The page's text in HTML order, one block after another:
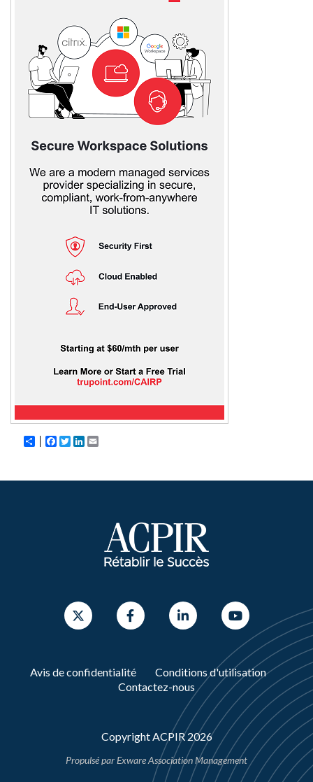
Share Facebook
TwitterLinkedIn
Avis de confidentialité
Conditions d'utilisation
Contactez-nous
Copyright ACPIR 2026
Propulsé parExware Association Management